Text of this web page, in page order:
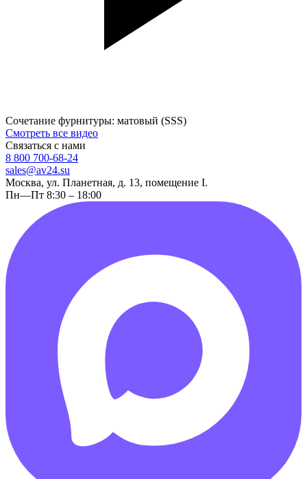
Сочетание фурнитуры: матовый (SSS)
Смотреть все видео
Связаться с нами
8 800 700-68-24
sales@av24.su
Москва, ул. Планетная, д. 13, помещение I.
Пн—Пт 8:30 – 18:00